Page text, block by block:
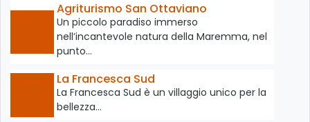
Agriturismo San Ottaviano
Un piccolo paradiso immerso
nell’incantevole natura della Maremma, nel
punto…
La Francesca Sud
La Francesca Sud è un villaggio unico per la
bellezza…